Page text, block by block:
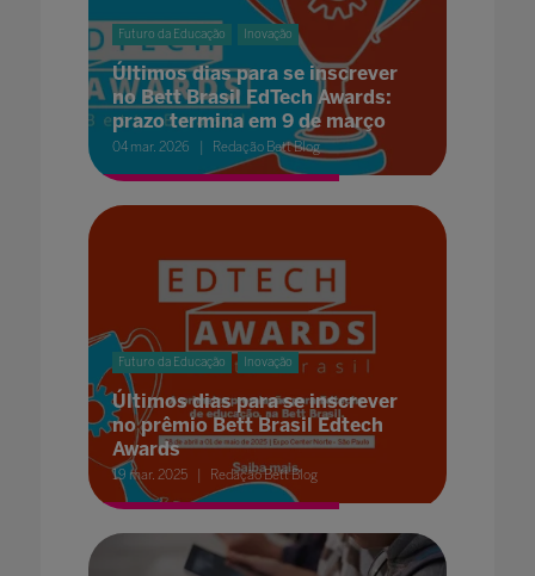
Futuro da Educação Inovação
Últimos dias para se inscrever
no Bett Brasil EdTech Awards:
prazo termina em 9 de março
04 mar. 2026 Redação Bett Blog
Futuro da Educação Inovação
Últimos dias para se inscrever
no prêmio Bett Brasil Edtech
Awards
19 mar. 2025 Redação Bett Blog